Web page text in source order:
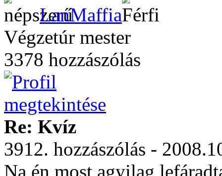
LanMaffia
Végzetúr mester
3378 hozzászólás
Re: Kvíz
3912. hozzászólás -
Na én most agyilag